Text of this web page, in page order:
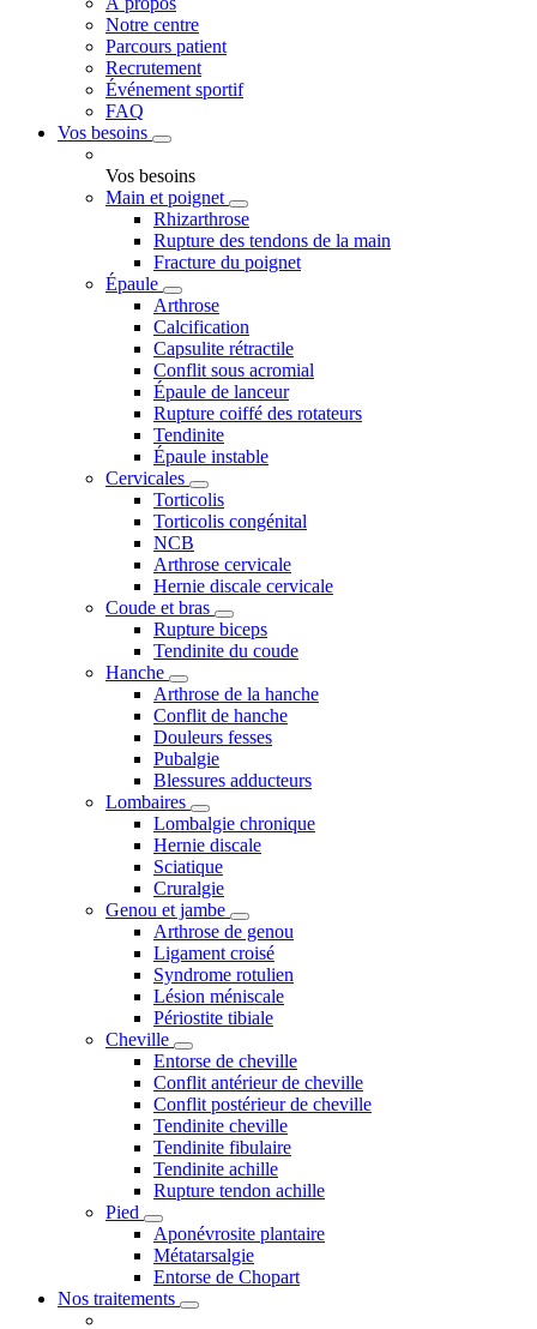
Notre centre
Parcours patient
Recrutement
Événement sportif
FAQ
Vos besoins
Vos besoins
Main et poignet
Rhizarthrose
Rupture des tendons de la main
Fracture du poignet
Épaule
Arthrose
Calcification
Capsulite rétractile
Conflit sous acromial
Épaule de lanceur
Rupture coiffé des rotateurs
Tendinite
Épaule instable
Cervicales
Torticolis
Torticolis congénital
NCB
Arthrose cervicale
Hernie discale cervicale
Coude et bras
Rupture biceps
Tendinite du coude
Hanche
Arthrose de la hanche
Conflit de hanche
Douleurs fesses
Pubalgie
Blessures adducteurs
Lombaires
Lombalgie chronique
Hernie discale
Sciatique
Cruralgie
Genou et jambe
Arthrose de genou
Ligament croisé
Syndrome rotulien
Lésion méniscale
Périostite tibiale
Cheville
Entorse de cheville
Conflit antérieur de cheville
Conflit postérieur de cheville
Tendinite cheville
Tendinite fibulaire
Tendinite achille
Rupture tendon achille
Pied
Aponévrosite plantaire
Métatarsalgie
Entorse de Chopart
Nos traitements